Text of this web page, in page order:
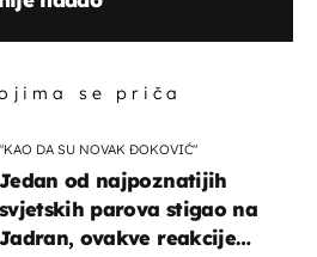
se priča
"KAO DA SU NOVAK ĐOKOVIĆ"
Jedan od najpoznatijih
svjetskih parova stigao na
Jadran, ovakve reakcije